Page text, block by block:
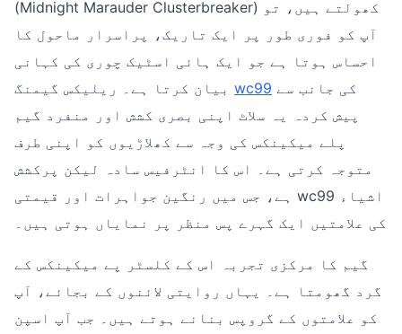
(Midnight Marauder Clusterbreaker) کھولتے ہیں، تو
آپ کو فوری طور پر ایک تاریک، پراسرار ماحول کا
احساس ہوتا ہے جو ایک ہائی اسٹیک چوری کی کہانی
wc99
پیش کردہ یہ سلاٹ اپنی بصری کشش اور منفرد گیم
پلے میکینکس کی وجہ سے کھلاڑیوں کو اپنی طرف
متوجہ کرتی ہے۔ اس کا انٹرفیس سادہ لیکن پرکشش
ہے، جس میں رنگین جواہرات اور قیمتی wc99 اشیاء
کی علامتیں ایک گہرے پس منظر پر نمایاں ہوتی ہیں۔
گیم کا مرکزی تجربہ اس کے کلسٹر پے میکینکس کے
گرد گھومتا ہے۔ یہاں روایتی لائنوں کے بجائے، آپ
کو علامتوں کے گروپس بنانے ہوتے ہیں۔ جب آپ اسپن